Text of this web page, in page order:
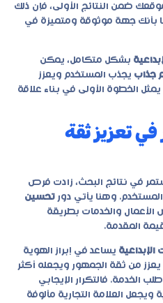
ضمن النتائج الأولى، فإن ذلك
بأنك جهة موثوقة ومتميزة في
بشكل متكامل، يمكن
جذاب يجذب المستخدم ويعزز
الخطوة الأولى في بناء علاقة
تعزيز ثقة
في نتائج البحث، زادت فرص
وهنا يأتي دور تحسين
والخدمات بطريقة
المقدمة.
يساعد في إبراز الهوية
يعزز من ثقة الجمهور ويجعله أكثر
الخدمة. فالتكرار الإيجابي
العلامة التجارية مألوفة